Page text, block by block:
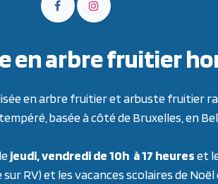
en arbre fruitier
en arbre fruitier et arbuste fruitier
basée à côté de Bruxelles, en
jeudi, vendredi de 10h à 17 heureset
RV) et les vacances scolaires de Noël